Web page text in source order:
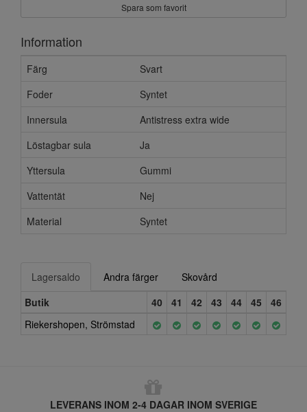
Spara som favorit
Information
Färg
Svart
Foder
Syntet
Innersula
Antistress extra wide
Löstagbar sula
Ja
Yttersula
Gummi
Vattentät
Nej
Material
Syntet
Lagersaldo Andra färger
Skovård
Butik
40 41 42 43 44 45
46
Riekershopen, Strömstad
LEVERANS INOM 2-4 DAGAR INOM SVERIGE